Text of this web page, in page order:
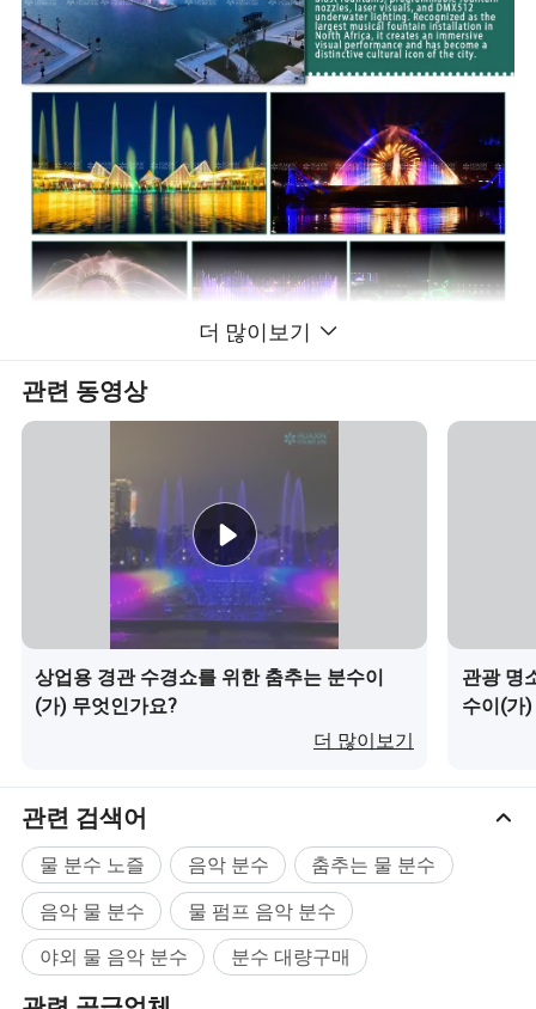
또한 개별 스프레이 노즐 제품도 제공합니다.
회사 프로필
더 많이보기
관련 동영상
상업용 경관 수경쇼를 위한 춤추는 분수이
(가) 무엇인가요?
더 많이보기
관광 명
수이(가
관련 검색어
물 분수 노즐 음악 분수
춤추는 물 분수
음악 물 분수
물 펌프 음악 분수
야외 물 음악 분수
분수 대량구매